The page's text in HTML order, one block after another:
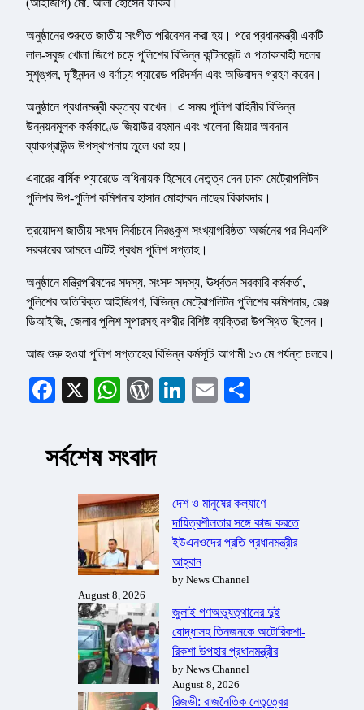
(আইজিপি) মো. আলী হোসেন ফকির।
অনুষ্ঠানের শুরুতে জাতীয় সংগীত পরিবেশন করা হয়। পরে প্রধানমন্ত্রী একটি
লাল-সবুজ খোলা জিপে চড়ে পুলিশের বিভিন্ন কন্টিনজেন্ট ও পতাকাবাহী দলের
সুশৃঙ্খল, দৃষ্টিনন্দন ও বর্ণাঢ্য প্যারেড পরিদর্শন এবং অভিবাদন গ্রহণ করেন।
অনুষ্ঠানে প্রধানমন্ত্রী বক্তব্য রাখেন। এ সময় পুলিশ বাহিনীর বিভিন্ন
উন্নয়নমূলক কর্মকাণ্ডে জিয়াউর রহমান এবং খালেদা জিয়ার অবদান
ব্যাকগ্রাউন্ড উপস্থাপনায় তুলে ধরা হয়।
এবারের বার্ষিক প্যারেডে অধিনায়ক হিসেবে নেতৃত্ব দেন ঢাকা মেট্রোপলিটন
পুলিশর উপ-পুলিশ কমিশনার হাসান মোহাম্মদ নাছের রিকাবদার।
ত্রয়োদশ জাতীয় সংসদ নির্বাচনে নিরঙ্কুশ সংখ্যাগরিষ্ঠতা অর্জনের পর বিএনপি
সরকারের আমলে এটিই প্রথম পুলিশ সপ্তাহ।
অনুষ্ঠানে মন্ত্রিপরিষদের সদস্য, সংসদ সদস্য, ঊর্ধ্বতন সরকারি কর্মকর্তা,
পুলিশের অতিরিক্ত আইজিগণ, বিভিন্ন মেট্রোপলিটন পুলিশের কমিশনার, রেঞ্জ
ডিআইজি, জেলার পুলিশ সুপারসহ নগরীর বিশিষ্ট ব্যক্তিরা উপস্থিত ছিলেন।
আজ শুরু হওয়া পুলিশ সপ্তাহের বিভিন্ন কর্মসূচি আগামী ১৩ মে পর্যন্ত চলবে।
Facebook
X WhatsApp
WordPress
LinkedIn
Email
সর্বশেষ সংবাদ
দেশ ও মানুষের কল্যাণে
দায়িত্বশীলতার সঙ্গে কাজ করতে
ইউএনওদের প্রতি প্রধানমন্ত্রীর
আহ্বান
by News Channel
August 8, 2026
জুলাই গণঅভ্যুত্থানের দুই
যোদ্ধাসহ তিনজনকে অটোরিকশা-
রিকশা উপহার প্রধানমন্ত্রীর
by News Channel
August 8, 2026
রিজভী: রাজনৈতিক নেতৃত্বের